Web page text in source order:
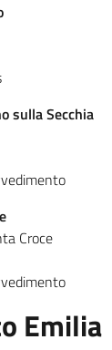
sulla Secchia
Croce
Emilia